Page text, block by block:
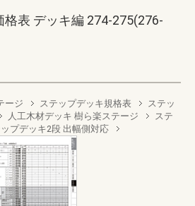
格表 デッキ編 274-275(276-
ージ ステップデッキ規格表
ステッ
人工木材デッキ 樹ら楽ステージ
ステ
プデッキ2段 出幅側対応